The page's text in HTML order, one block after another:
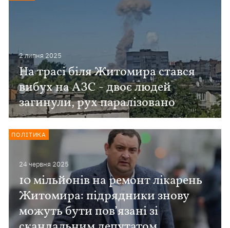
2 липня 2025
На трасі біля Житомира стався
вибух на АЗС - двоє людей
загинули, рух паралізовано
24 червня 2025
10 мільйонів на ремонт лікарень
Житомира: підрядники знову
можуть бути пов’язані зі
ПОЛІТИКА